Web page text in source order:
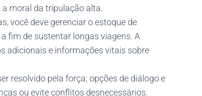
moral da tripulação alta.
você deve gerenciar o estoque de
fim de sustentar longas viagens. A
adicionais e informações vitais sobre
resolvido pela força; opções de diálogo e
ou evite conflitos desnecessários.